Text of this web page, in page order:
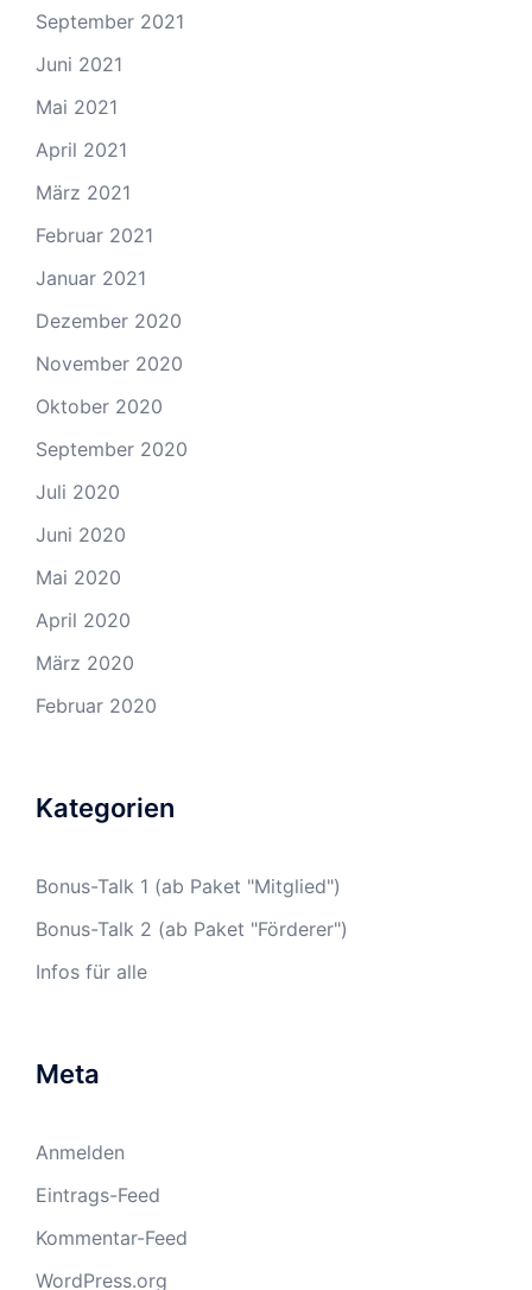
September 2021
Juni 2021
Mai 2021
April 2021
März 2021
Februar 2021
Januar 2021
Dezember 2020
November 2020
Oktober 2020
September 2020
Juli 2020
Juni 2020
Mai 2020
April 2020
März 2020
Februar 2020
Kategorien
Bonus-Talk 1 (ab Paket "Mitglied")
Bonus-Talk 2 (ab Paket "Förderer")
Infos für alle
Meta
Anmelden
Eintrags-Feed
Kommentar-Feed
WordPress.org